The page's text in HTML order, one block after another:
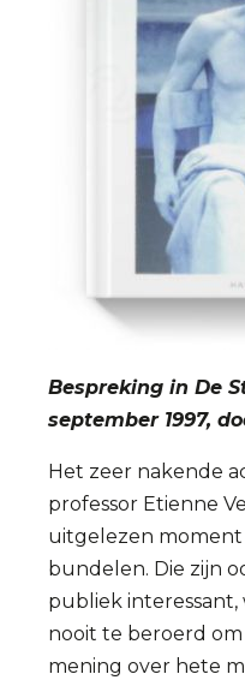
Bespreking in De
september 1997,
Het zeer nakende
professor Etienne
uitgelezen moment
bundelen. Die zijn
publiek interessant,
nooit te beroerd
mening over hete